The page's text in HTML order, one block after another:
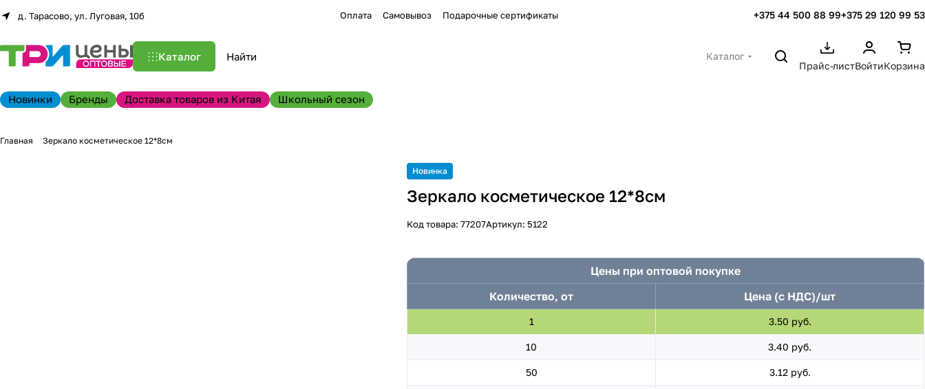
д. Тарасово, ул. Луговая, 10б Оплата Самовывоз Подарочные сертификаты +375 44 500 88 99+375 29 120 99 53
Каталог
Каталог
Прайс-листВойтиКорзина
Новинки Бренды Доставка товаров из Китая Школьный сезон
Главная Зеркало косметическое 12*8см
Новинка
Зеркало косметическое 12*8см
Код товара:77207Артикул: 5122
Цены при оптовой покупке
Количество, от
Цена (с НДС)/шт
1 3.50 руб.
10 3.40 руб.
50 3.12 руб.